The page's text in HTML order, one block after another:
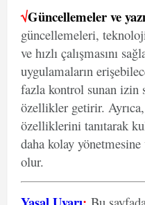
√Güncellemeler ve
güncellemeleri,
ve hızlı çalışmasını
uygulamaların
fazla kontrol sunan izin
özellikler getirir.
özelliklerini tanıtarak
daha kolay yönetmesine
olur.